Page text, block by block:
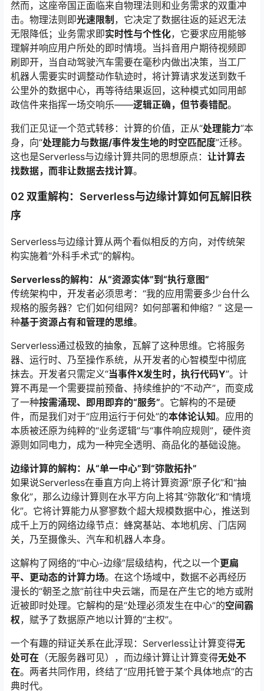
然而，这座帝国正面临来自物理法则和业务需求的双重冲
击。物理法则即光速限制 ，它决定了数据往返的延迟无法
无限降低；业务需求即实时性与个性化，它要求应用能够
理解并响应用户所处的即时情境。当抖音用户期待视频即
刷即开，当自动驾驶汽车需要在毫秒内做出决策，当工厂
机器人需要实时调整动作轨迹时，将计算请求发送到数千
公里外的数据中心，再等待结果返回，这种模式如同用邮
政信件来指挥一场交响乐——逻辑正确，但节奏错配。
我们正见证一个范式转移：计算的价值，正从“处理能力”本
身，向“处理能力与数据/事件发生地的时空匹配度”迁移。
这也是Serverless与边缘计算共同的思想原点： 让计算去
找数据，而非让数据去找计算。
02 双重解构：Serverless与边缘计算如何瓦解旧秩
序
Serverless与边缘计算从两个看似相反的方向，对传统架
构实施着“外科手术式”的解构。
Serverless的解构：从“资源实体”到“执行意图”
传统架构中，开发者必须思考：“我的应用需要多少台什么
规格的服务器？它们如何组网？如何部署和伸缩？” 这是一
种基于资源占有和管理的思维。
Serverless通过极致的抽象，瓦解了这种思维。它将服务
器、运行时、乃至操作系统，从开发者的心智模型中彻底
抹去。开发者只需定义“当事件X发生时，执行代码Y”。计
算不再是一个需要提前预备、持续维护的“不动产”，而变成
了一种按需涌现、即用即弃的“服务”。它解构的不是硬
件，而是我们对于“应用运行于何处”的本体论认知。应用的
本质被还原为纯粹的“业务逻辑”与“事件响应规则”，硬件资
源则如同电力，成为一种完全透明、商品化的基础设施。
边缘计算的解构：从“单一中心”到“弥散拓扑”
如果说Serverless在垂直方向上将计算资源“原子化”和“抽
象化”，那么边缘计算则在水平方向上将其“弥散化”和“情境
化”。它将计算能力从寥寥数个超大规模数据中心，推送到
成千上万的网络边缘节点：蜂窝基站、本地机房、门店网
关，乃至摄像头、汽车和机器人本身。
这解构了网络的“中心-边缘”层级结构，代之以一个更扁
平、更动态的计算力场。在这个场域中，数据不必再经历
漫长的“朝圣之旅”前往中央云端，而是在产生它的地方或附
近被即时处理。它解构的是“处理必须发生在中心”的空间霸
权，赋予了数据原产地以计算的“主权”。
一个有趣的辩证关系在此浮现：Serverless让计算变得无
处可在 （无服务器可见），而边缘计算让计算变得无处不
在。两者共同作用，终结了“应用托管于某个具体地点”的古
典时代。